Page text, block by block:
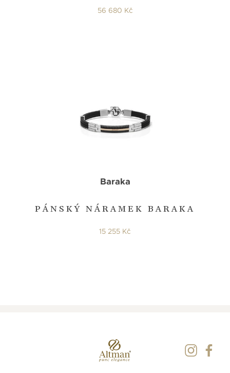
56 680 Kč
PÁNSKÝ NÁRAMEK BARAKA
Baraka
15 255 Kč